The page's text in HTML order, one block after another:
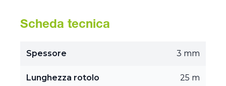
Scheda tecnica
Spessore 3 mm
Lunghezza rotolo 25 m